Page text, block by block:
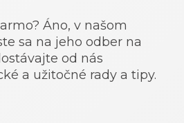
Áno, v našom
sa na jeho odber na
od nás
a užitočné rady a tipy.